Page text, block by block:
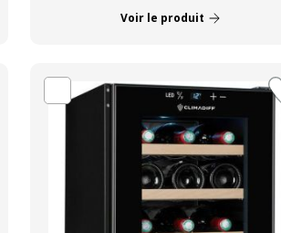
Voir le produit